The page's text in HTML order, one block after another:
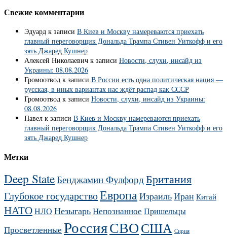
Свежие комментарии
Эдуард к записи В Киев и Москву намереваются приехать
главный переговорщик Дональда Трампа Стивен Уиткофф и его
зять Джаред Кушнер
Алексей Николаевич к записи Новости, слухи, инсайд из
Украины: 08.08.2026
Громоотвод к записи В России есть одна политическая нация —
русская, в иных вариантах нас ждёт распад как СССР
Громоотвод к записи Новости, слухи, инсайд из Украины:
08.08.2026
Павел к записи В Киев и Москву намереваются приехать
главный переговорщик Дональда Трампа Стивен Уиткофф и его
зять Джаред Кушнер
Метки
Deep StateБенджамин ФулфордБритания
Глубокое государствоЕвропаИзраильИран Китай
НАТОНЛО НезыгарьНепознанное Пришельцы
Просветленные РоссияСВОСША Сирия